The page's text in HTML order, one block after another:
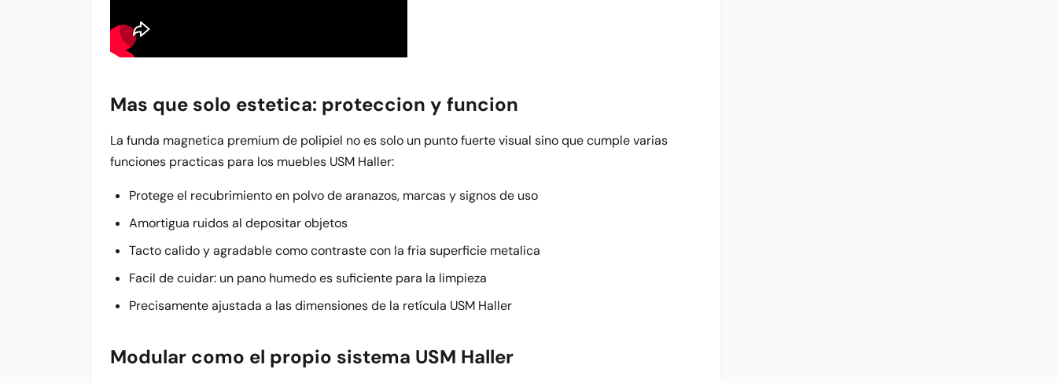
Mas que solo estetica: proteccion y funcion
La funda magnetica premium de polipiel no es solo un punto fuerte visual sino que cumple varias
funciones practicas para los muebles USM Haller:
Protege el recubrimiento en polvo de aranazos, marcas y signos de uso
Amortigua ruidos al depositar objetos
Tacto calido y agradable como contraste con la fria superficie metalica
Facil de cuidar: un pano humedo es suficiente para la limpieza
Precisamente ajustada a las dimensiones de la retícula USM Haller
Modular como el propio sistema USM Haller